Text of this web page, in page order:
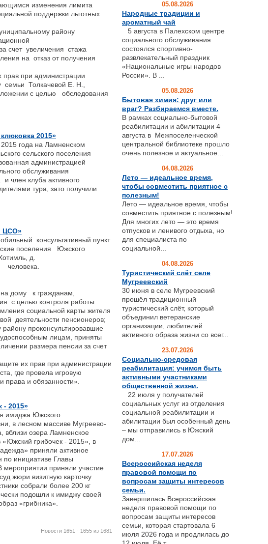
изменения лимита
поддержки льготных
району
счет увеличения стажа
на отказ от получения
при администрации
семьи Толкачевой Е. Н.,
с целью обследования
2015»
года на Ламненском
сельского поселения
администрацией
обслуживания
член клуба активного
тура, зато получили
ЦСО»
консультативный пункт
поселения Южского
д.
человека.
дому к гражданам,
с целью контроля работы
социальной карты жителя
деятельности пенсионеров;
проконсультировавшие
лицам, приняты
размера пенсии за счет
их прав при администрации
где провела игровую
и обязанности».
- 2015»
имиджа Южского
в лесном массиве Мугреево-
вблизи озера Ламненское
грибочек - 2015», в
приняли активное
по инициативе Главы
приняли участие
жюри визитную карточку
собрали более 200 кг
подошли к имиджу своей
«грибника».
Новости 1651 - 1655 из 1681
05.08.2026
Народные традиции и
ароматный чай
5 августа в Палехском центре
социального обслуживания
состоялся спортивно-
развлекательный праздник
«Национальные игры народов
России». В ...
05.08.2026
Бытовая химия: друг или
враг? Разбираемся вместе.
В рамках социально-бытовой
реабилитации и абилитации 4
августа в Межпоселенческой
центральной библиотеке прошло
очень полезное и актуальное...
04.08.2026
Лето — идеальное время,
чтобы совместить приятное с
полезным!
Лето — идеальное время, чтобы
совместить приятное с полезным!
Для многих лето — это время
отпусков и ленивого отдыха, но
для специалиста по
социальной...
04.08.2026
Туристический слёт селе
Мугреевский
30 июня в селе Мугреевский
прошёл традиционный
туристический слёт, который
объединил ветеранские
организации, любителей
активного образа жизни со всег...
23.07.2026
Социально-средовая
реабилитация: учимся быть
активными участниками
общественной жизни.
22 июля у получателей
социальных услуг из отделения
социальной реабилитации и
абилитации был особенный день
– мы отправились в Южский
дом...
17.07.2026
Всероссийская неделя
правовой помощи по
вопросам защиты интересов
семьи.
Завершилась Всероссийская
неделя правовой помощи по
вопросам защиты интересов
семьи, которая стартовала 6
июля 2026 года и продлилась до